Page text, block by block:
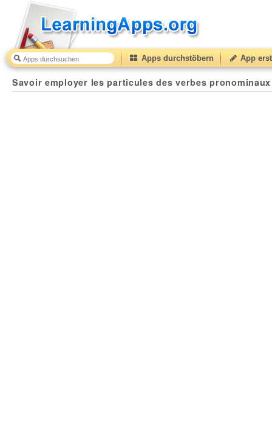
Apps durchstöbern App
Savoir employer les particules des verbes pronominaux